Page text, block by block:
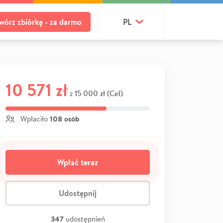
zbiórkę - za darmo PL
10 571 zł z 15 000 zł (Cel)
Wpłaciło 108 osób
Wpłać teraz
Udostępnij
347 udostępnień